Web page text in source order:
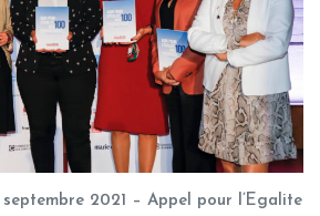
2021 – Appel pour l’Egalite